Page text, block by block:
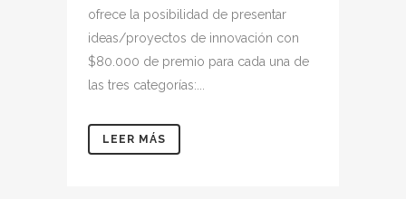
ofrece la posibilidad de presentar
ideas/proyectos de innovación con
$80.000 de premio para cada una de
las tres categorías:...
LEER MÁS